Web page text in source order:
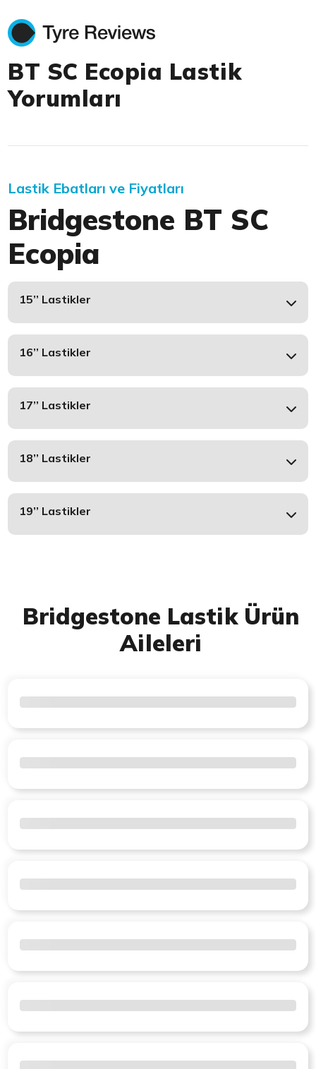
BT SC Ecopia Lastik
Yorumları
Lastik Ebatları ve Fiyatları
Bridgestone BT SC
Ecopia
15’’ Lastikler
16’’ Lastikler
17’’ Lastikler
18’’ Lastikler
19’’ Lastikler
Bridgestone Lastik Ürün
Aileleri